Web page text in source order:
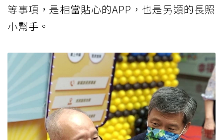
等事項，是相當貼心的APP，也是另類的長照
小幫手。